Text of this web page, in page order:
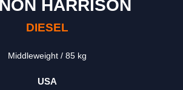
HARRISON
DIESEL
Middleweight 85 kg
USA